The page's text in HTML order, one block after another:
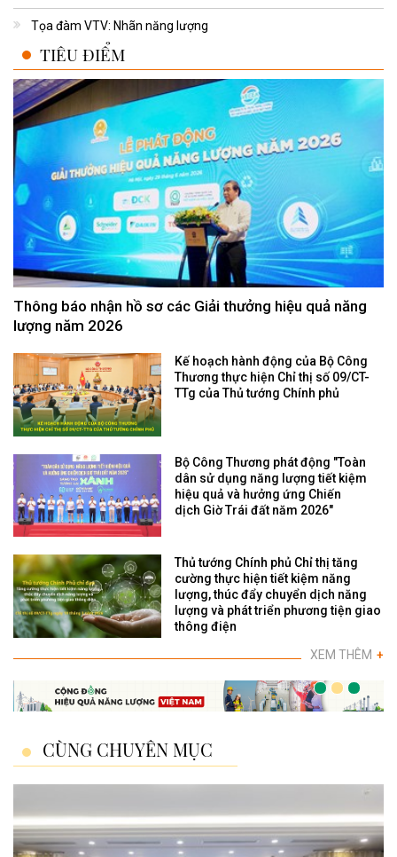
Tọa đàm VTV: Nhãn năng lượng
TIÊU ĐIỂM
Thông báo nhận hồ sơ các Giải thưởng hiệu quả năng
lượng năm 2026
Kế hoạch hành động của Bộ Công
Thương thực hiện Chỉ thị số 09/CT-
TTg của Thủ tướng Chính phủ
Bộ Công Thương phát động "Toàn
dân sử dụng năng lượng tiết kiệm
hiệu quả và hưởng ứng Chiến
dịch Giờ Trái đất năm 2026"
Thủ tướng Chính phủ Chỉ thị tăng
cường thực hiện tiết kiệm năng
lượng, thúc đẩy chuyển dịch năng
lượng và phát triển phương tiện giao
thông điện
XEM THÊM +
CÙNG CHUYÊN MỤC